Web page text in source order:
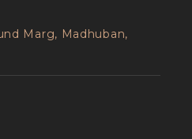
Marg, Madhuban,